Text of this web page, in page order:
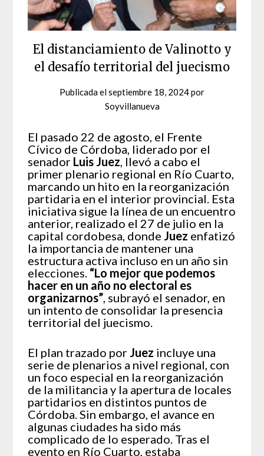
El distanciamiento de Valinotto y
el desafío territorial del juecismo
Publicada elseptiembre 18, 2024por
Soyvillanueva
El pasado 22 de agosto, el Frente
Cívico de Córdoba, liderado por el
senador Luis Juez, llevó a cabo el
primer plenario regional en Río Cuarto,
marcando un hito en la reorganización
partidaria en el interior provincial. Esta
iniciativa sigue la línea de un encuentro
anterior, realizado el 27 de julio en la
capital cordobesa, donde Juez enfatizó
la importancia de mantener una
estructura activa incluso en un año sin
elecciones. “Lo mejor que podemos
hacer en un año no electoral es
organizarnos”, subrayó el senador, en
un intento de consolidar la presencia
territorial del juecismo.
El plan trazado por Juez incluye una
serie de plenarios a nivel regional, con
un foco especial en la reorganización
de la militancia y la apertura de locales
partidarios en distintos puntos de
Córdoba. Sin embargo, el avance en
algunas ciudades ha sido más
complicado de lo esperado. Tras el
evento en Río Cuarto, estaba